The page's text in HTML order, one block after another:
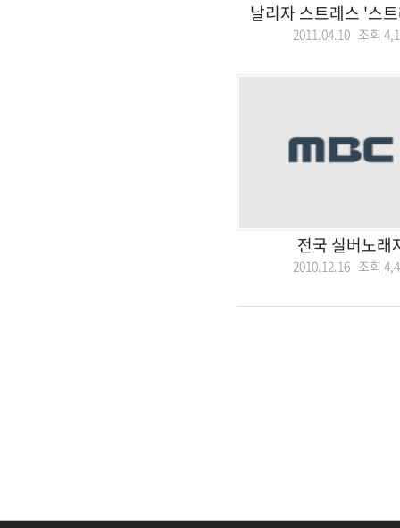
날리자 스트레스 '스
2011.04.10 조회
전국 실버노래
2010.12.16 조회